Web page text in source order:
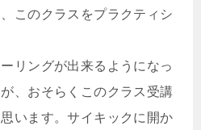
このクラスをプラクティシ
リングが出来るようになっ
、おそらくこのクラス受講
います。サイキックに開か